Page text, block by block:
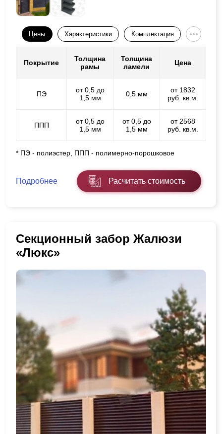
Цены Характеристики Комплектация
Покрытие
Толщина
рамы
Толщина
ламели
Цена
ПЭ
от 0,5 до
1,5 мм
0,5 мм
от 1832
руб. кв.м.
ППП
от 0,5 до
1,5 мм
от 0,5 до
1,5 мм
от 2568
руб. кв.м.
* ПЭ - полиэстер, ППП - полимерно-порошковое
Подробнее Расчитать стоимость
Секционный забор Жалюзи
«Люкс»